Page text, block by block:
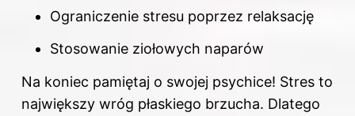
Ograniczenie stresu poprzez relaksację
Stosowanie ziołowych naparów
Na koniec pamiętaj o swojej psychice! Stres to
największy wróg płaskiego brzucha. Dlatego